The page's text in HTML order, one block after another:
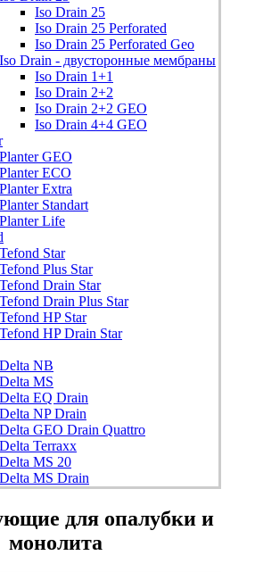
Iso Drain 25
Iso Drain 25 Perforated
Iso Drain 25 Perforated Geo
Iso Drain - двусторонные мембраны
Iso Drain 1+1
Iso Drain 2+2
Iso Drain 2+2 GEO
Iso Drain 4+4 GEO
Planter GEO
Planter ECO
Planter Extra
Planter Standart
Planter Life
Tefond Star
Tefond Plus Star
Tefond Drain Star
Tefond Drain Plus Star
Tefond HP Star
Tefond HP Drain Star
Delta NB
Delta MS
Delta EQ Drain
Delta NP Drain
Delta GEO Drain Quattro
Delta Terraxx
Delta MS 20
Delta MS Drain
для опалубки и
монолита